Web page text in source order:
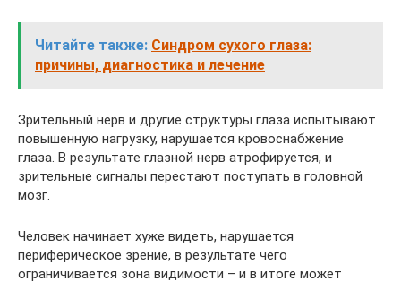
Читайте также: Синдром сухого глаза:
причины, диагностика и лечение
Зрительный нерв и другие структуры глаза испытывают
повышенную нагрузку, нарушается кровоснабжение
глаза. В результате глазной нерв атрофируется, и
зрительные сигналы перестают поступать в головной
мозг.
Человек начинает хуже видеть, нарушается
периферическое зрение, в результате чего
ограничивается зона видимости – и в итоге может